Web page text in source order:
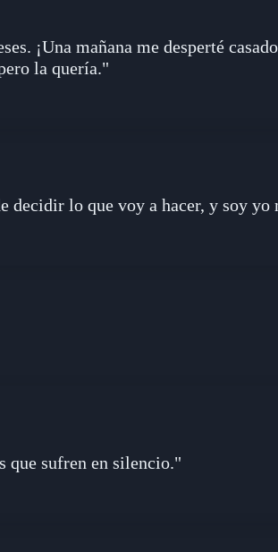
¡Una mañana me desperté
la quería."
decidir lo que voy a hacer, y soy yo
que sufren en silencio."